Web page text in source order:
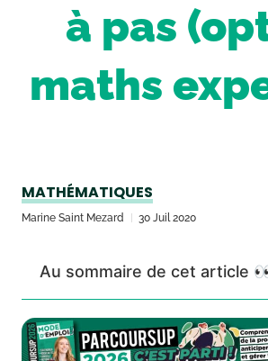
à pas
maths
MATHÉMATIQUES
Marine Saint Mezard 30 Juil 2020
Au sommaire de cet article